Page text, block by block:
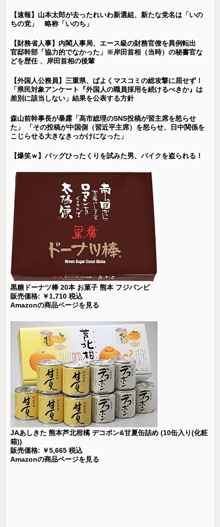
【速報】山本太郎が去ったれいわ新選組、新たな党名は「いの
ちの党」 略称「いのち」
【財務省人事】内閣人事局、エース級の財務官僚を異例転出
官邸幹部「協力的でなかった」※岸田首相（当時）の秘書官な
どを歴任 、岸田首相の後輩
【外国人公務員】三重県、ぱよくマスコミの総攻撃に屈せず！
「県民対象アンケート『外国人の職員採用を続けるべきか』は
差別に該当しない」結果を公表する方針
森山前幹事長が暴露「高市総理のSNS投稿が習主席を怒らせ
た」 「その投稿が中国側（習近平主席）を怒らせ、日中関係を
こじらせる大きなきっかけになった」
【爆笑ｗ】バッグひったくりを試みた男、バイクを盗られる！
黒糖ドーナツ棒 20本 お菓子 熊本 フジバンビ
販売価格: ￥1,710 税込
Amazonの商品ページを見る
JAあしきた 熊本芦北柑橘 デコポン&甘夏缶詰め (10缶入り(化粧
箱))
販売価格: ￥5,665 税込
Amazonの商品ページを見る